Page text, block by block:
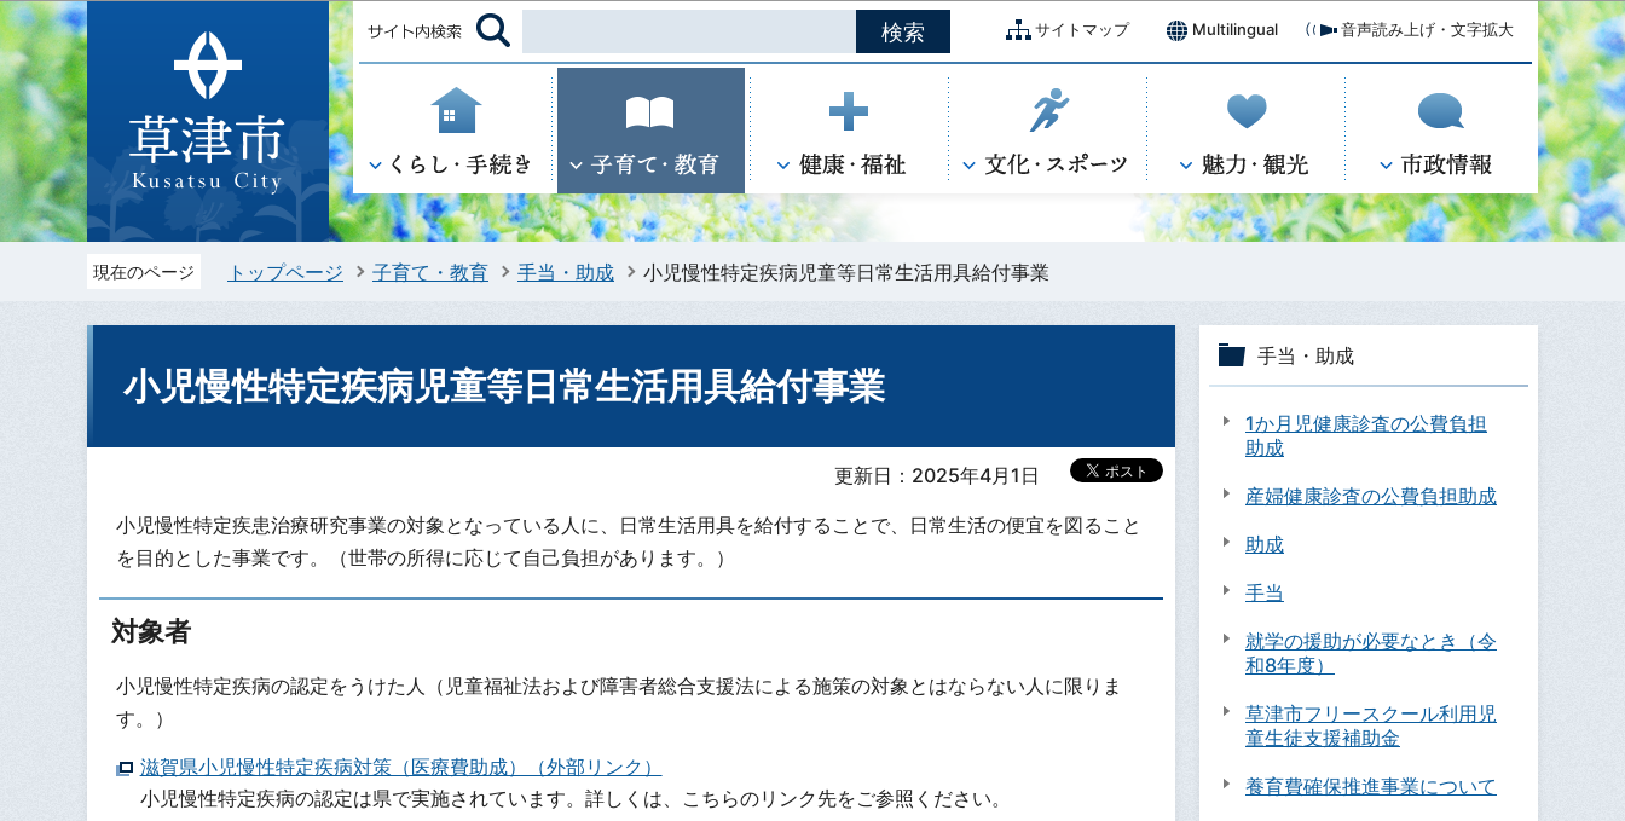
このページの本文へ移動
サイトマップ Multilingual 音声読み上げ・文字拡大
現在のページ トップページ 子育て・教育 手当・助成 小児慢性特定疾病児童等日常生活用具給付事業
小児慢性特定疾病児童等日常生活用具給付事業
更新日：2025年4月1日
小児慢性特定疾患治療研究事業の対象となっている人に、日常生活用具を給付することで、日常生活の便宜を図ること
を目的とした事業です。（世帯の所得に応じて自己負担があります。）
対象者
小児慢性特定疾病の認定をうけた人（児童福祉法および障害者総合支援法による施策の対象とはならない人に限りま
す。）
滋賀県小児慢性特定疾病対策（医療費助成）（外部リンク）
小児慢性特定疾病の認定は県で実施されています。詳しくは、こちらのリンク先をご参照ください。
手当・助成
1か月児健康診査の公費負担
助成
産婦健康診査の公費負担助成
助成
手当
就学の援助が必要なとき（令
和8年度）
草津市フリースクール利用児
童生徒支援補助金
養育費確保推進事業について